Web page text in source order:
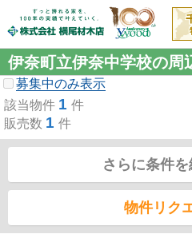
伊奈町立伊奈中学校の周
募集中のみ表示
該当物件 1 件
販売数 1 件
さらに条件
物件リク